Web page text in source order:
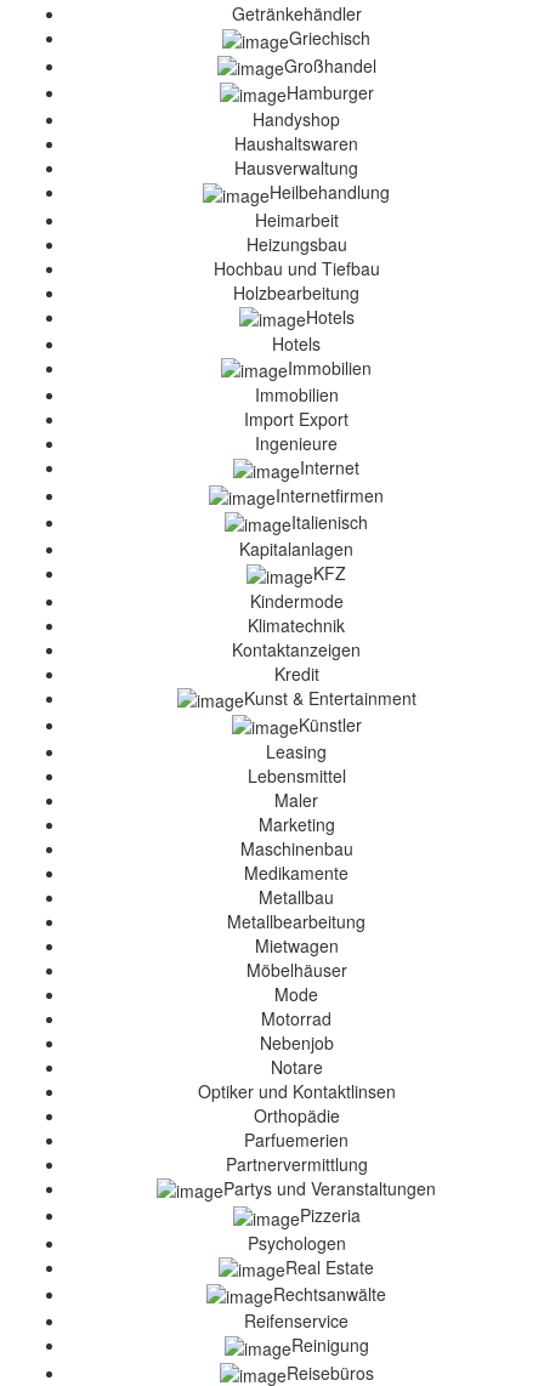
Getränkehändler
Griechisch
Großhandel
Hamburger
Handyshop
Haushaltswaren
Hausverwaltung
Heilbehandlung
Heimarbeit
Heizungsbau
Hochbau und Tiefbau
Holzbearbeitung
Hotels
Hotels
Immobilien
Immobilien
Import Export
Ingenieure
Internet
Internetfirmen
Italienisch
Kapitalanlagen
KFZ
Kindermode
Klimatechnik
Kontaktanzeigen
Kredit
Kunst & Entertainment
Künstler
Leasing
Lebensmittel
Maler
Marketing
Maschinenbau
Medikamente
Metallbau
Metallbearbeitung
Mietwagen
Möbelhäuser
Mode
Motorrad
Nebenjob
Notare
Optiker und Kontaktlinsen
Orthopädie
Parfuemerien
Partnervermittlung
Partys und Veranstaltungen
Pizzeria
Psychologen
Real Estate
Rechtsanwälte
Reifenservice
Reinigung
Reisebüros